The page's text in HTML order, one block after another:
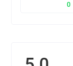
0